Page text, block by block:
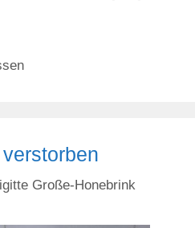
Große-Honebrink